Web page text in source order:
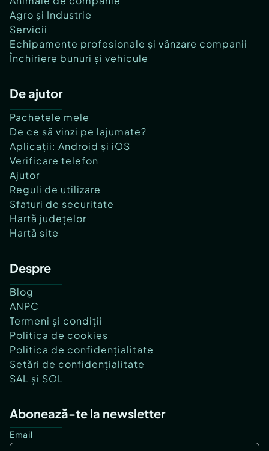
Agro și Industrie
Servicii
Echipamente profesionale și vânzare companii
Închiriere bunuri și vehicule
De ajutor
Pachetele mele
De ce să vinzi pe lajumate?
Aplicații: Android și iOS
Verificare telefon
Ajutor
Reguli de utilizare
Sfaturi de securitate
Hartă județelor
Hartă site
Despre
Blog
ANPC
Termeni și condiții
Politica de cookies
Politica de confidențialitate
Setări de confidențialitate
SAL și SOL
Abonează-te la newsletter
Email